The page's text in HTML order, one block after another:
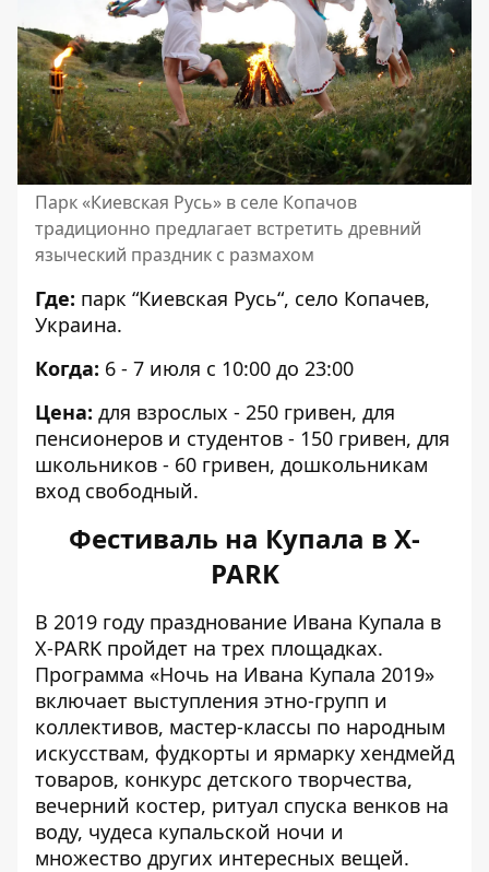
Парк «Киевская Русь» в селе Копачов
традиционно предлагает встретить древний
языческий праздник с размахом
Где: парк “Киевская Русь“, село Копачев,
Украина.
Когда: 6 - 7 июля с 10:00 до 23:00
Цена: для взрослых - 250 гривен, для
пенсионеров и студентов - 150 гривен, для
школьников - 60 гривен, дошкольникам
вход свободный.
Фестиваль на Купала в X-
PARK
В 2019 году празднование Ивана Купала в
X-PARK пройдет на трех площадках.
Программа «Ночь на Ивана Купала 2019»
включает выступления этно-групп и
коллективов, мастер-классы по народным
искусствам, фудкорты и ярмарку хендмейд
товаров, конкурс детского творчества,
вечерний костер, ритуал спуска венков на
воду, чудеса купальской ночи и
множество других интересных вещей.